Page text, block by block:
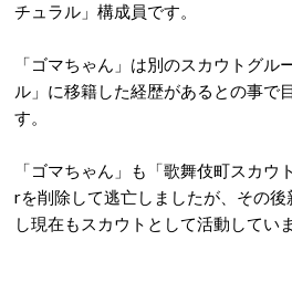
チュラル」構成員です。
「ゴマちゃん」は別のスカウトグル
ル」に移籍した経歴があるとの事で
す。
「ゴマちゃん」も「歌舞伎町スカ
rを削除して逃亡しましたが、その
し現在もスカウトとして活動していま